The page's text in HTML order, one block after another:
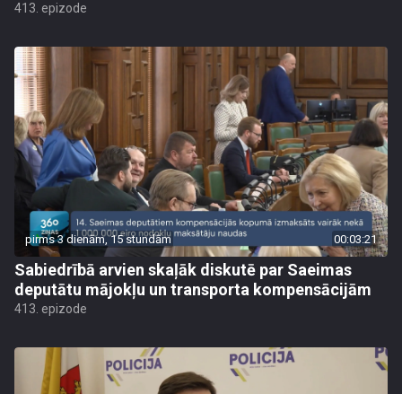
413. epizode
pirms 3 dienām, 15 stundām 00:03:21
Sabiedrībā arvien skaļāk diskutē par Saeimas
deputātu mājokļu un transporta kompensācijām
413. epizode